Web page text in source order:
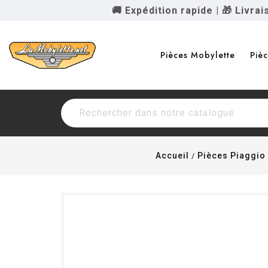
🚚 Expédition rapide | 🎁
Pièces Mobylette
Accueil Pièces Piaggio